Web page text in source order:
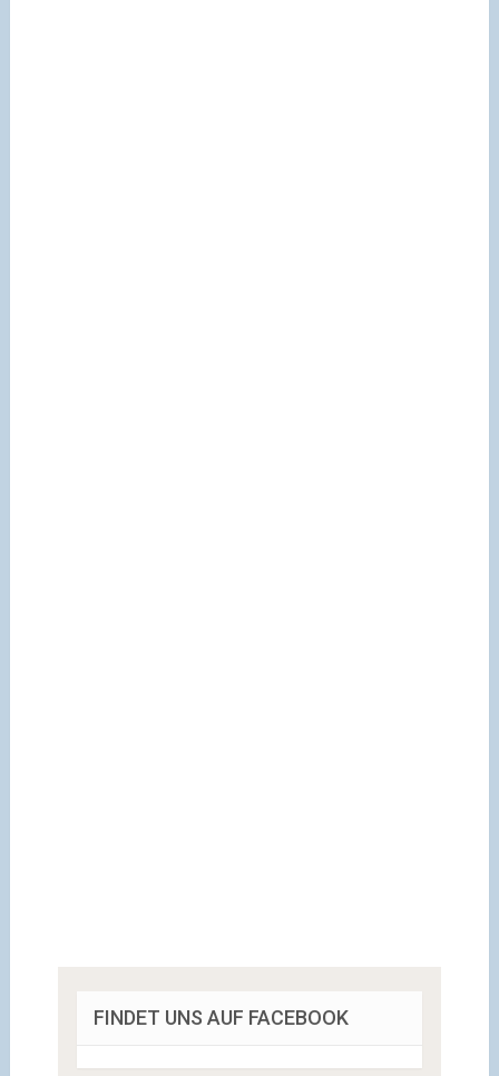
FINDET UNS AUF FACEBOOK